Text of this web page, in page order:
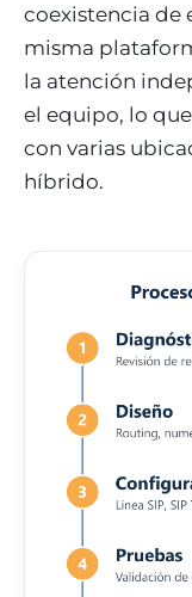
coexistencia de
misma
la atención
el equipo, lo
con varias
híbrido.